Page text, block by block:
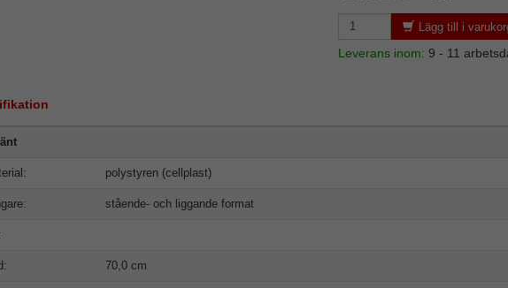
Lägg till i
Leverans inom: 9 - 11
polystyren (cellplast)
stående- och liggande format
70,0 cm